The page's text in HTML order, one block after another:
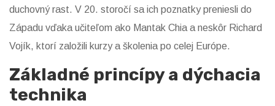
duchovný rast. V 20. storočí sa ich poznatky preniesli do
Západu vďaka učiteľom ako Mantak Chia a neskôr Richard
Vojík, ktorí založili kurzy a školenia po celej Európe.
Základné princípy a dýchacia
technika